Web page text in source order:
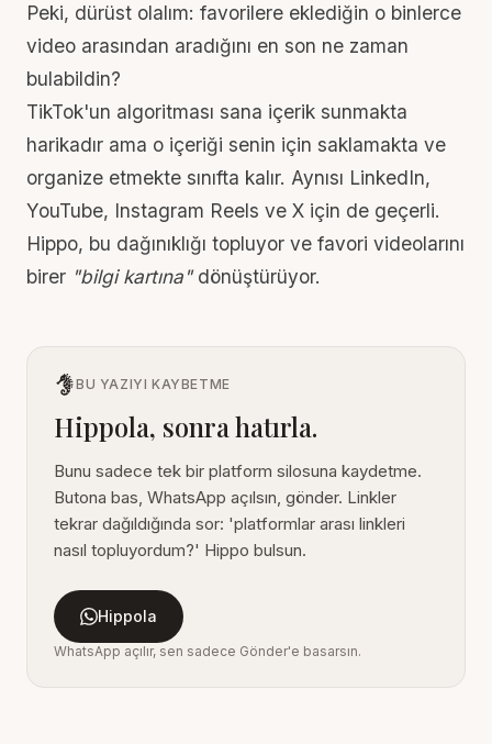
Peki, dürüst olalım: favorilere eklediğin o binlerce
video arasından aradığını en son ne zaman
bulabildin?
TikTok'un algoritması sana içerik sunmakta
harikadır ama o içeriği senin için saklamakta ve
organize etmekte sınıfta kalır. Aynısı LinkedIn,
YouTube, Instagram Reels ve X için de geçerli.
Hippo, bu dağınıklığı topluyor ve favori videolarını
birer "bilgi kartına"dönüştürüyor.
BU YAZIYI KAYBETME
Hippola, sonra hatırla.
Bunu sadece tek bir platform silosuna kaydetme.
Butona bas, WhatsApp açılsın, gönder. Linkler
tekrar dağıldığında sor: 'platformlar arası linkleri
nasıl topluyordum?' Hippo bulsun.
Hippola
WhatsApp açılır, sen sadece Gönder'e basarsın.